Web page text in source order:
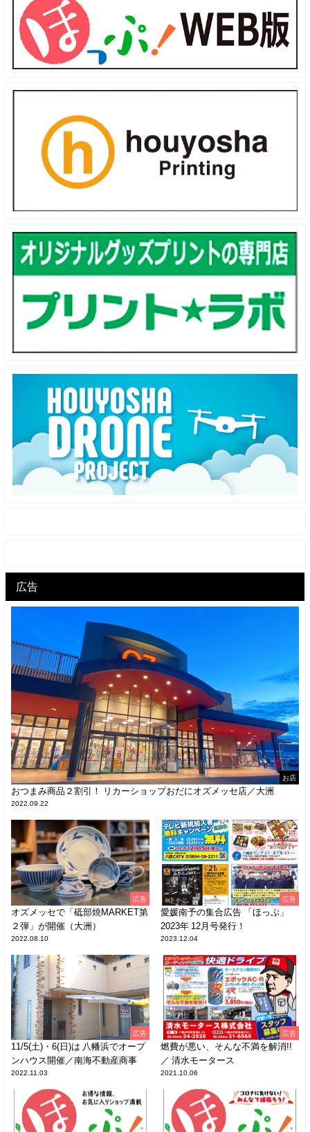
広告
お店
おつまみ商品２割引！ リカーショップおだにオズメッセ店／大洲
2022.09.22
広告
オズメッセで「砥部焼MARKET第
２弾」が開催（大洲）
2022.08.10
広告
愛媛南予の集合広告 「ほっぷ」
2023年 12月号発行！
2023.12.04
広告
11/5(土)・6(日)は 八幡浜でオープ
ンハウス開催／南海不動産商事
2022.11.03
広告
燃費が悪い、そんな不満を解消!!
／ 清水モータース
2021.10.06